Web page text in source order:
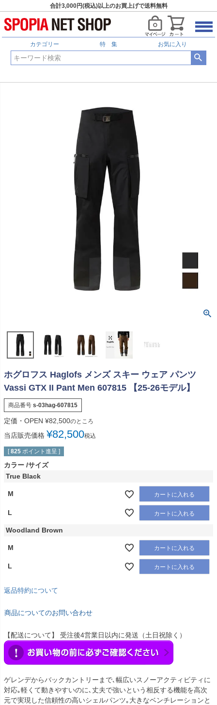
合計3,000円(税込)以上のお買上げで送料無料
カテゴリー 特 集 お気に入り
ホグロフス Haglofs メンズ スキー ウェア パンツ
Vassi GTX II Pant Men 607815 【25-26モデル】
商品番号 s-03hag-607815
定価・OPEN ¥82,500のところ
当店販売価格 ¥82,500税込
[ 825 ポイント進呈 ]
カラー サイズ
True Black
M カートに入れる
L カートに入れる
Woodland Brown
M カートに入れる
L カートに入れる
返品特約について
商品についてのお問い合わせ
【配送について】 受注後4営業日以内に発送（土日祝除く）
ゲレンデからバックカントリーまで､幅広いスノーアクティビティに
対応｡軽くて動きやすいのに､丈夫で強いという相反する機能を高次
元で実現した信頼性の高いシェルパンツ｡大きなベンチレーションと